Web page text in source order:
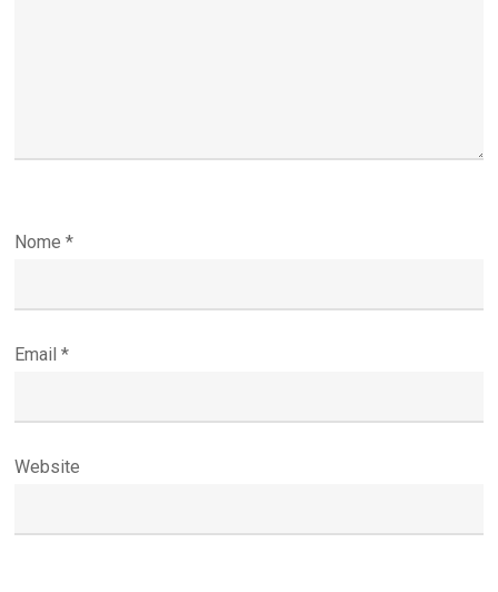
Nome*
Email*
Website